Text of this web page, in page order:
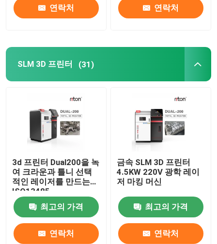
티타늄 3d 프린터
와이어 굽기 기계 DMIS-V1
와이어 굽기 기계 DMIS-V1
와이어 굽기 기계 DMIS-V1
연락처 연락처
SLM 3D 프린터 (31)
3d 프린터 Dual200을 녹
여 크라운과 틀니 선택
적인 레이저를 만드는
ISO13485
최고의 가격
연락처
금속 SLM 3D 프린터
4.5KW 220V 광학 레이
저 마킹 머신
최고의 가격
연락처